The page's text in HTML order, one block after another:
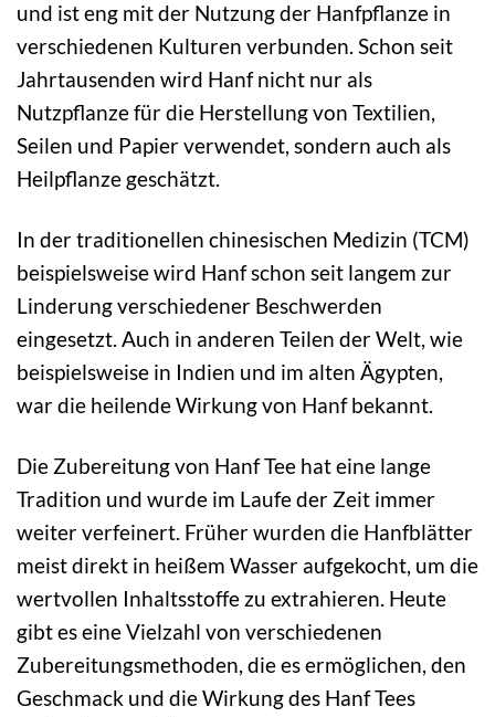
und ist eng mit der Nutzung der Hanfpflanze in
verschiedenen Kulturen verbunden. Schon seit
Jahrtausenden wird Hanf nicht nur als
Nutzpflanze für die Herstellung von Textilien,
Seilen und Papier verwendet, sondern auch als
Heilpflanze geschätzt.
In der traditionellen chinesischen Medizin (TCM)
beispielsweise wird Hanf schon seit langem zur
Linderung verschiedener Beschwerden
eingesetzt. Auch in anderen Teilen der Welt, wie
beispielsweise in Indien und im alten Ägypten,
war die heilende Wirkung von Hanf bekannt.
Die Zubereitung von Hanf Tee hat eine lange
Tradition und wurde im Laufe der Zeit immer
weiter verfeinert. Früher wurden die Hanfblätter
meist direkt in heißem Wasser aufgekocht, um die
wertvollen Inhaltsstoffe zu extrahieren. Heute
gibt es eine Vielzahl von verschiedenen
Zubereitungsmethoden, die es ermöglichen, den
Geschmack und die Wirkung des Hanf Tees